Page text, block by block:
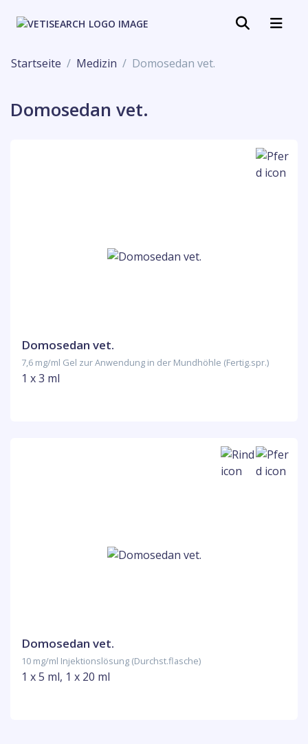
Startseite Medizin Domosedan vet.
Domosedan vet.
Domosedan vet.
7,6 mg/ml Gel zur Anwendung in der Mundhöhle (Fertig.spr.)
1 x 3 ml
Domosedan vet.
10 mg/ml Injektionslösung (Durchst.flasche)
1 x 5 ml, 1 x 20 ml